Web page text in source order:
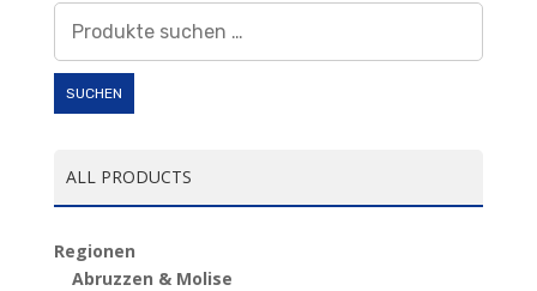
nach:
SUCHEN
ALL PRODUCTS
Regionen
Abruzzen & Molise